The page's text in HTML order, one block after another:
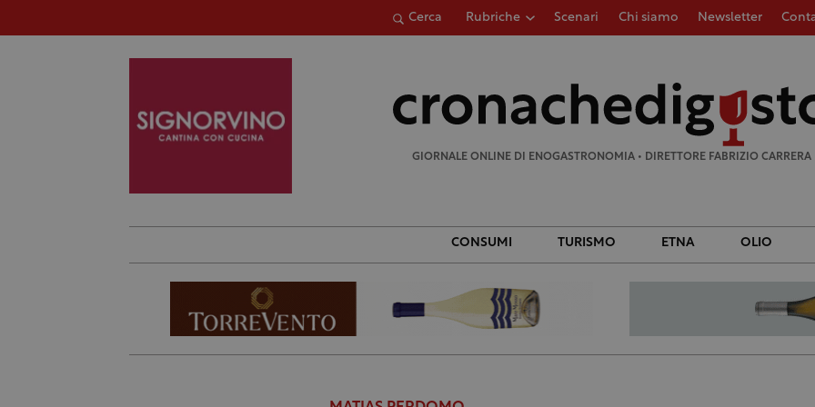
Cerca Rubriche Scenari Chi siamo Newsletter
GIORNALE ONLINE DI ENOGASTRONOMIA • DIRETTORE FABRIZIO CARRERA
CONSUMI TURISMO ETNA OLIO